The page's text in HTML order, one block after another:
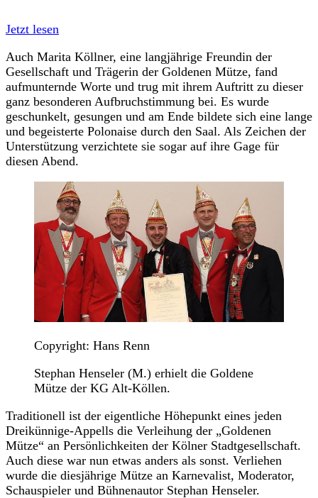
Jetzt lesen
Auch Marita Köllner, eine langjährige Freundin der
Gesellschaft und Trägerin der Goldenen Mütze, fand
aufmunternde Worte und trug mit ihrem Auftritt zu dieser
ganz besonderen Aufbruchstimmung bei. Es wurde
geschunkelt, gesungen und am Ende bildete sich eine lange
und begeisterte Polonaise durch den Saal. Als Zeichen der
Unterstützung verzichtete sie sogar auf ihre Gage für
diesen Abend.
Copyright: Hans Renn
Stephan Henseler (M.) erhielt die Goldene
Mütze der KG Alt-Köllen.
Traditionell ist der eigentliche Höhepunkt eines jeden
Dreikünnige-Appells die Verleihung der „Goldenen
Mütze“ an Persönlichkeiten der Kölner Stadtgesellschaft.
Auch diese war nun etwas anders als sonst. Verliehen
wurde die diesjährige Mütze an Karnevalist, Moderator,
Schauspieler und Bühnenautor Stephan Henseler.